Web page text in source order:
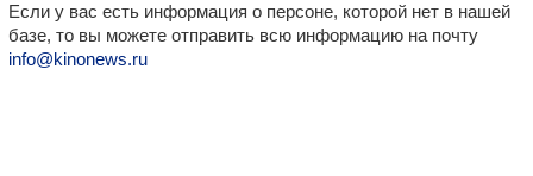
Если у вас есть информация о персоне, которой нет в нашей
базе, то вы можете отправить всю информацию на почту
info@kinonews.ru